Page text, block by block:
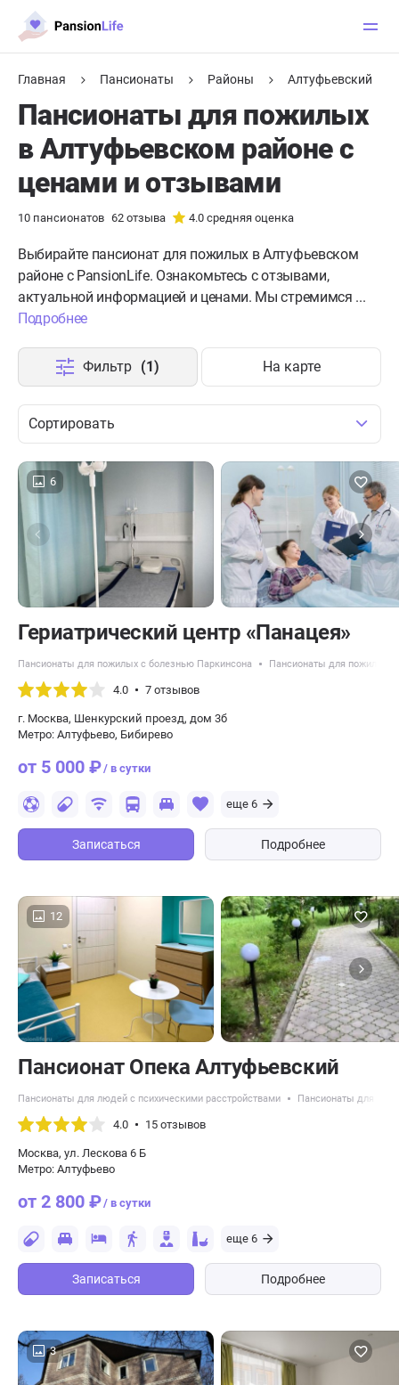
Главная Пансионаты Районы Алтуфьевский
Пансионаты для пожилых
в Алтуфьевском районе с
ценами и отзывами
10 пансионатов 62 отзыва 4.0 средняя оценка
Выбирайте пансионат для пожилых в Алтуфьевском
районе с PansionLife. Ознакомьтесь с отзывами,
актуальной информацией и ценами. Мы стремимся ...
Подробнее
Сортировать
Фильтр (1) На карте
6
​Гериатрический центр «Панацея»
Пансионаты для пожилых с болезнью Паркинсона Пансионаты для пожилых
4.0 7 отзывов
г. Москва, Шенкурский проезд, дом 3б
Метро: Алтуфьево, Бибирево
от 5 000 ₽/ в сутки
еще 6
Записаться Подробнее
12
Пансионат Опека Алтуфьевский
Пансионаты для людей с психическими расстройствами Пансионаты для
4.0 15 отзывов
Москва, ул. Лескова 6 Б
Метро: Алтуфьево
от 2 800 ₽/ в сутки
еще 6
Записаться Подробнее
3